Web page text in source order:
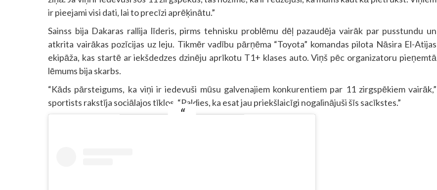
ir pieejami visi dati, lai to precīzi aprēķinātu.”
Sainss bija Dakaras rallija līderis, pirms tehnisku problēmu dēļ pazaudēja vairāk par pusstundu un
atkrita vairākas pozīcijas uz leju. Tikmēr vadību pārņēma “Toyota” komandas pilota Nāsira El-Atijas
ekipāža, kas startē ar iekšdedzes dzinēju aprīkotu T1+ klases auto. Viņš pēc organizatoru pieņemtā
lēmums bija skarbs.
“Kāds pārsteigums, ka viņi ir iedevuši mūsu galvenajiem konkurentiem par 11 zirgspēkiem vairāk,”
sportists rakstīja sociālajos tīklos. “Paldies, ka esat jau priekšlaicīgi nogalinājuši šīs sacīkstes.”